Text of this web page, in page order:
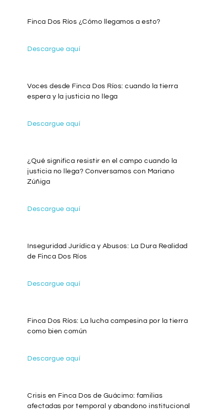
Finca Dos Ríos ¿Cómo llegamos a esto?
Descargue aquí
Voces desde Finca Dos Ríos: cuando la tierra
espera y la justicia no llega
Descargue aquí
¿Qué significa resistir en el campo cuando la
justicia no llega? Conversamos con Mariano
Zúñiga
Descargue aquí
Inseguridad Jurídica y Abusos: La Dura Realidad
de Finca Dos Ríos
Descargue aquí
Finca Dos Ríos: La lucha campesina por la tierra
como bien común
Descargue aquí
Crisis en Finca Dos de Guácimo: familias
afectadas por temporal y abandono institucional